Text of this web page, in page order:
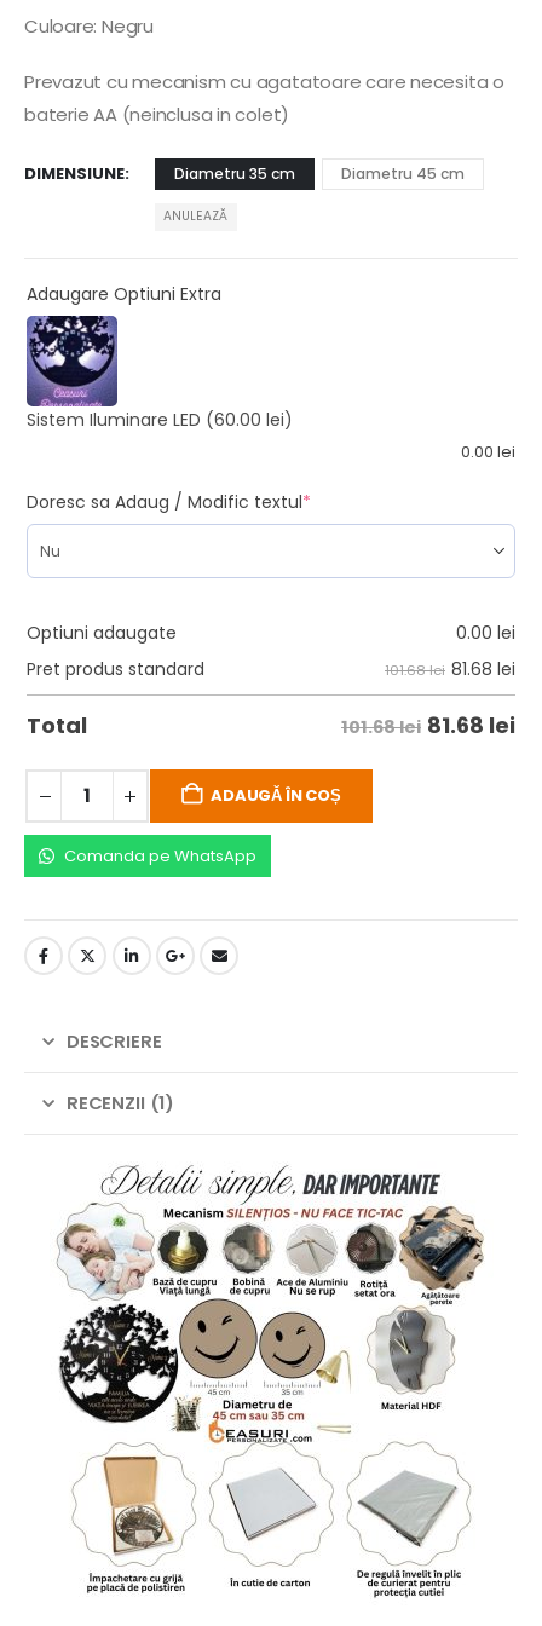
Culoare: Negru
Prevazut cu mecanism cu agatatoare care necesita o
baterie AA (neinclusa in colet)
DIMENSIUNE Diametru 35 cm Diametru 45 cm
ANULEAZĂ
Adaugare Optiuni Extra
Sistem Iluminare LED (60.00 lei)
0.00 lei
Doresc sa Adaug / Modific textul*
Optiuni adaugate 0.00 lei
Pret produs standard
101.68 lei 81.68 lei
Total 101.68 lei 81.68 lei
ADAUGĂ ÎN COȘ
Comanda pe WhatsApp
DESCRIERE
RECENZII (1)